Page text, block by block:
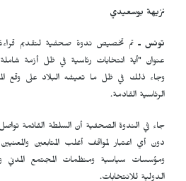
نزيهة بوسعيدي
تونس ـتم تخصيص ندوة صحفية لتقديم قراءة
عنوان "أية انتخابات رئاسية في ظل أزمة
وجاء ذلك في ظل ما تعيشه البلاد على وقع
الرئاسية القادمة.
جاء في الندوة الصحفية أن السلطة القائمة
دون أي اعتبار لمواقف أغلب المتابعين
ومؤسسات سياسية ومنظمات المجتمع المدني
الدولية للانتخابات.